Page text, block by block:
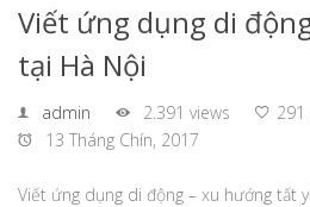
Viết ứng dụng di
tại Hà Nội
admin 2.391 views
291
13 Tháng Chín, 2017
Viết ứng dụng di động – xu hướng tất